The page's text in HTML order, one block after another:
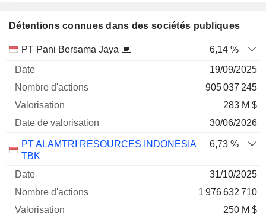
Détentions connues dans des sociétés publiques
Nombre
Date de
PT Pani Bersama Jaya
6,14 %
19/09/2025
905 037 245
283 M $
30/06/2026
PT ALAMTRI RESOURCES INDONESIA
TBK
6,73 %
31/10/2025
1 976 632 710
250 M $